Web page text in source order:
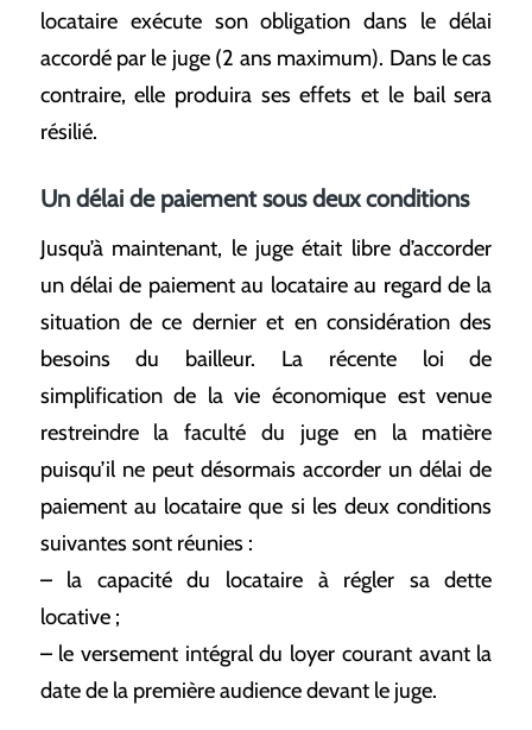
locataire exécute son obligation dans le délai
accordé par le juge (2 ans maximum). Dans le cas
contraire, elle produira ses effets et le bail sera
résilié.
Un délai de paiement sous deux conditions
Jusqu’à maintenant, le juge était libre d’accorder
un délai de paiement au locataire au regard de la
situation de ce dernier et en considération des
besoins du bailleur. La récente loi de
simplification de la vie économique est venue
restreindre la faculté du juge en la matière
puisqu’il ne peut désormais accorder un délai de
paiement au locataire que si les deux conditions
suivantes sont réunies :
– la capacité du locataire à régler sa dette
locative ;
– le versement intégral du loyer courant avant la
date de la première audience devant le juge.